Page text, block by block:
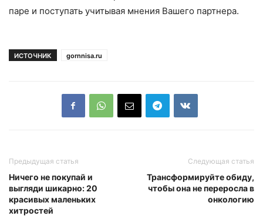
паре и поступать учитывая мнения Вашего партнера.
ИСТОЧНИК gornnisa.ru
Предыдущая статья
Ничего не покупай и
выгляди шикарно: 20
красивых маленьких
хитростей
Следующая статья
Трансформируйте обиду,
чтобы она не переросла в
онкологию